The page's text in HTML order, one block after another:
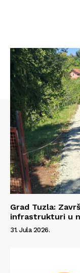
Info
O nama
Kontakt
Impressum
Grad Tuzla:
infrastrukturi u
31. Jula 2026.